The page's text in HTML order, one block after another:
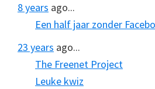
8 years ago...
Een half jaar zonder
23 years ago...
The Freenet Project
Leuke kwiz